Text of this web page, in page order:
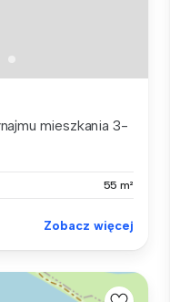
mieszkania 3-
55 m²
Zobacz więcej